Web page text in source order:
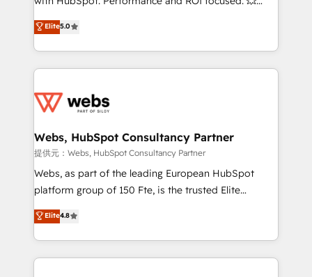
Execution • 750+ onboardings and 2,000+
implementations • Deep expertise across marketing,
BBD Boom is the HubSpot partner that can help you
to HubSpot Better. We work with your teams to
solve all your HubSpot challenges and improve user
adoption, sales process and marketing results.
the first time 🔧 Designing and optimising your
and build using HubSpot 🔌 Integrating HubSpot
with other systems 🎓 Training your teams to be
HubSpot pros 📊 Lead generation services using
HubSpot Why us? - SIX HubSpot Accreditations -
CRM, Solutions Architecture, Onboarding , Data
Migration, Custom Integration & Platform
Elite5.0
Webs, HubSpot Consultancy Partner
提供元：Webs, HubSpot Consultancy Partner
Webs, as part of the leading European HubSpot
platform group of 150 Fte, is the trusted Elite
HubSpot CRM Partner offering you a roadmap on
maximizing EBITDA and achieving Commercial
Excellence. With our targeted processes, we
strengthen your digital transformation and minimize
Elite4.8